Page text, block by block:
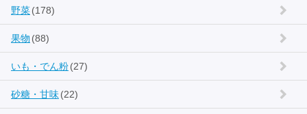
野菜(178)
果物 (88)
いも・でん粉(27)
砂糖・甘味(22)